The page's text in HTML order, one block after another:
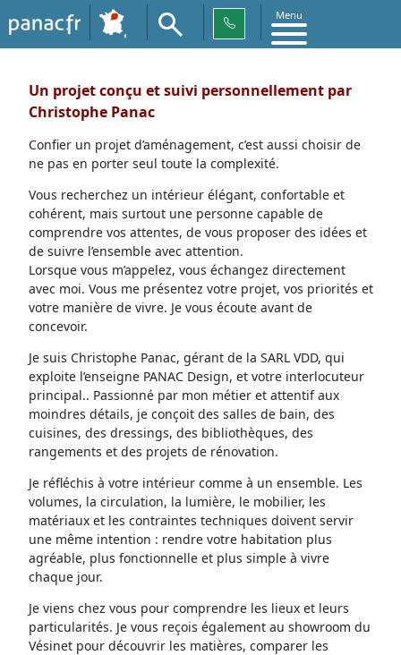
Menu
Un projet conçu et suivi personnellement par
Christophe Panac
Confier un projet d’aménagement, c’est aussi choisir de
ne pas en porter seul toute la complexité.
Vous recherchez un intérieur élégant, confortable et
cohérent, mais surtout une personne capable de
comprendre vos attentes, de vous proposer des idées et
de suivre l’ensemble avec attention.
Lorsque vous m’appelez, vous échangez directement
avec moi. Vous me présentez votre projet, vos priorités et
votre manière de vivre. Je vous écoute avant de
concevoir.
Je suis Christophe Panac, gérant de la SARL VDD, qui
exploite l’enseigne PANAC Design, et votre interlocuteur
principal.. Passionné par mon métier et attentif aux
moindres détails, je conçoit des salles de bain, des
cuisines, des dressings, des bibliothèques, des
rangements et des projets de rénovation.
Je réfléchis à votre intérieur comme à un ensemble. Les
volumes, la circulation, la lumière, le mobilier, les
matériaux et les contraintes techniques doivent servir
une même intention : rendre votre habitation plus
agréable, plus fonctionnelle et plus simple à vivre
chaque jour.
Je viens chez vous pour comprendre les lieux et leurs
particularités. Je vous reçois également au showroom du
Vésinet pour découvrir les matières, comparer les